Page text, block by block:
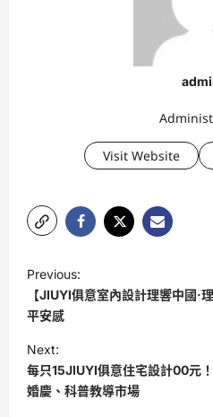
Visit Website
o
s
t
n
a
Previous:
【JIUYI俱意室內設計理響中國·
平安感
Next:
每只15JIUYI俱意住宅設計00元
婚慶、科普教導市場